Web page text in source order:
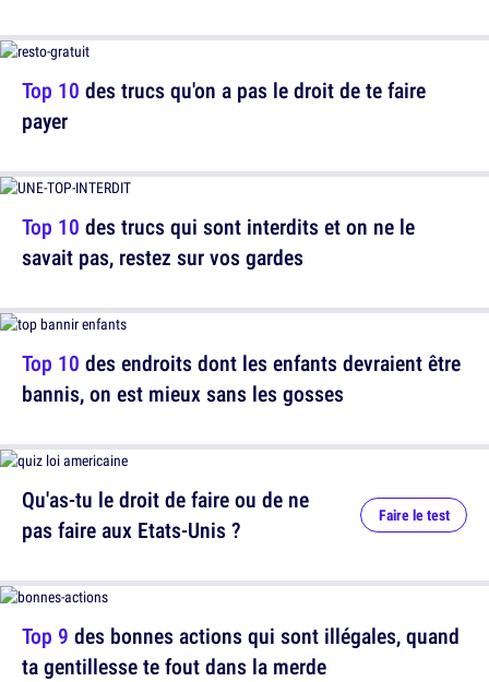
Top 10 des trucs qui sont interdits et on ne le
savait pas, restez sur vos gardes
Qu'as-tu le droit de faire ou de ne
pas faire aux Etats-Unis ?
Faire le test
Top 10 des trucs qu'on a pas le droit de te faire
payer
Top 10 des endroits dont les enfants devraient être
bannis, on est mieux sans les gosses
Top 9 des bonnes actions qui sont illégales, quand
ta gentillesse te fout dans la merde